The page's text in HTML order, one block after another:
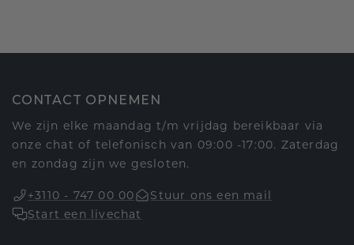
CONTACT OPNEMEN
We zijn elke maandag t/m vrijdag bereikbaar via
onze chat of telefonisch van 09:00 -17:00. Zaterdag
en zondag zijn we gesloten.
+3110 - 747 00 00
Stuur ons een mail
Start een livechat